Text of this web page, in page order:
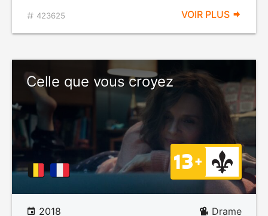
423625 VOIR PLUS
Celle que vous croyez
2018 Drame